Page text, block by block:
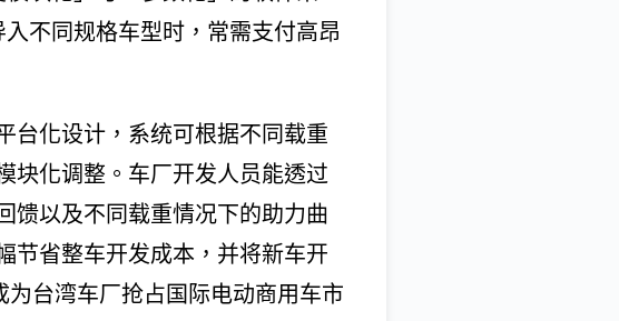
不同规格车型时，常需支付高昂
台化设计，系统可根据不同载重
块化调整。车厂开发人员能透过
馈以及不同载重情况下的助力曲
节省整车开发成本，并将新车开
台湾车厂抢占国际电动商用车市